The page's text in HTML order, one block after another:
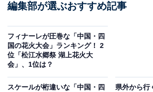
回答者からは「宍道湖の湖面に映る花
トが美しく、ロケーションはまさに絶景
性／東京都)、「湖上の台船からの打ち
が一体となる絶景ロケーションだから」
県)、「湖上で打ち上げられる花火が水
編集部が選ぶおすすめ記事
フィナーレが圧巻な「中国・四
国の花火大会」ランキング！ 2
位「松江水郷祭 湖上花火大
会」、1位は？
スケールが桁違いな「中国・四
県外から行